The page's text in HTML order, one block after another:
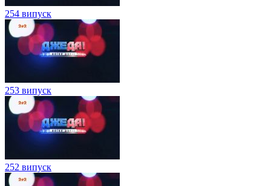
254 випуск
253 випуск
252 випуск